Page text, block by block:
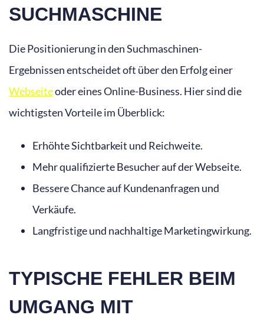
SUCHMASCHINE
Die Positionierung in den Suchmaschinen-
Ergebnissen entscheidet oft über den Erfolg einer
Webseiteoder eines Online-Business. Hier sind die
wichtigsten Vorteile im Überblick:
Erhöhte Sichtbarkeit und Reichweite.
Mehr qualifizierte Besucher auf der Webseite.
Bessere Chance auf Kundenanfragen und
Verkäufe.
Langfristige und nachhaltige Marketingwirkung.
TYPISCHE FEHLER BEIM
UMGANG MIT